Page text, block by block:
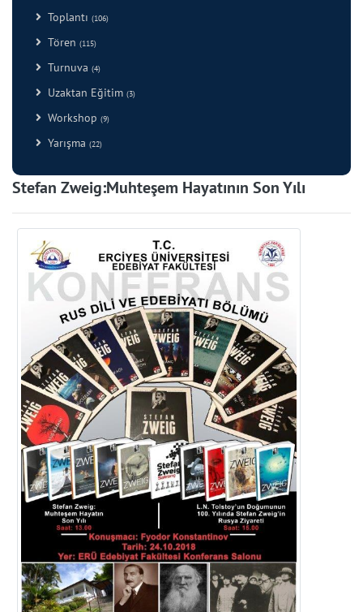
Toplantı (106)
Tören (115)
Turnuva (4)
Uzaktan Eğitim (3)
Workshop (9)
Yarışma (22)
Stefan Zweig:Muhteşem Hayatının Son Yılı